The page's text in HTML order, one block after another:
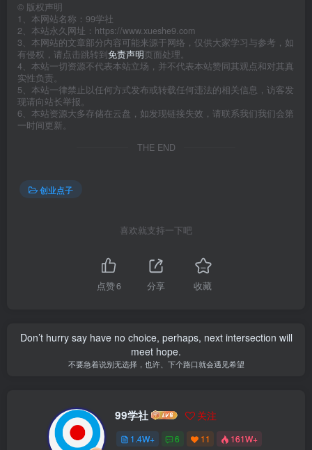
© 版权声明
1、本网站名称：99学社
2、本站永久网址：https://www.xueshe9.com
3、本网站的文章部分内容可能来源于网络，仅供大家学习与参考，如
有侵权，请点击跳转到免责声明页面处理。
4、本站一切资源不代表本站立场，并不代表本站赞同其观点和对其真
实性负责。
5、本站一律禁止以任何方式发布或转载任何违法的相关信息，访客发
现请向站长举报。
6、本站资源大多存储在云盘，如发现链接失效，请联系我们我们会第
一时间更新。
THE END
创业点子
喜欢就支持一下吧
点赞6 分享 收藏
Don’t hurry say have no choice, perhaps, next intersection will
meet hope.
不要急着说别无选择，也许、下个路口就会遇见希望
99学社 关注
1.4W+ 6 11 161W+